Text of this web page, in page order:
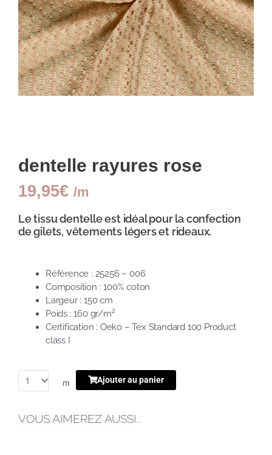
dentelle rayures rose
19,95€ /m
Le tissu dentelle est idéal pour la confection
de gilets, vêtements légers et rideaux.
Référence : 25256 – 006
Composition : 100% coton
Largeur : 150 cm
Poids : 160 gr/m²
Certification : Oeko – Tex Standard 100 Product
class I
m Ajouter au panier
VOUS AIMEREZ AUSSI...